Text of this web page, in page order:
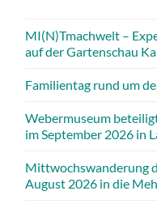
MI(N)Tmachwelt –
auf der Gartenschau
Familientag rund um
Webermuseum
im September 2026 in
Mittwochswanderung
August 2026 in die